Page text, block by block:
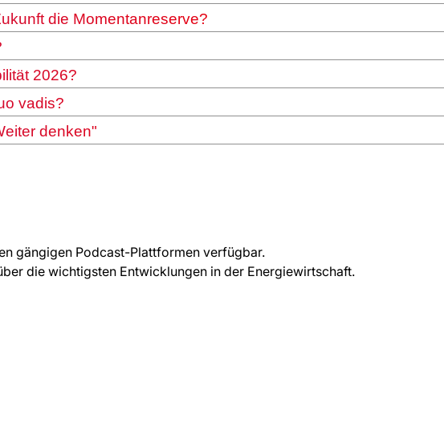
die Momentanreserve?
2026?
vadis?
denken"
gängigen Podcast-Plattformen verfügbar.
die wichtigsten Entwicklungen in der Energiewirtschaft.